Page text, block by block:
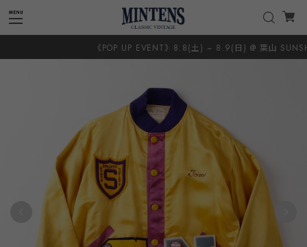
《POP UP EVENT》8.8(土) ~ 8.9(日) @ 葉山